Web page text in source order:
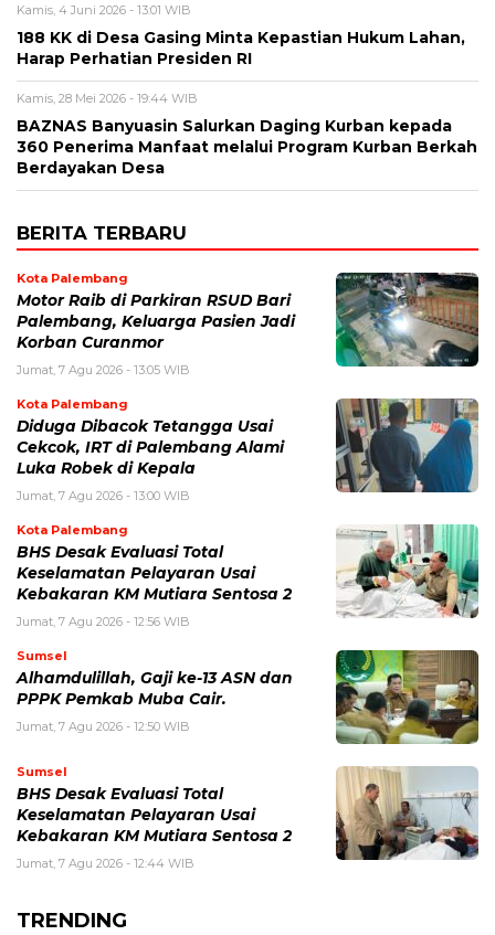
Kamis, 4 Juni 2026 - 13:01 WIB
188 KK di Desa Gasing Minta Kepastian Hukum Lahan,
Harap Perhatian Presiden RI
Kamis, 28 Mei 2026 - 19:44 WIB
BAZNAS Banyuasin Salurkan Daging Kurban kepada
360 Penerima Manfaat melalui Program Kurban Berkah
Berdayakan Desa
BERITA TERBARU
Kota Palembang
Motor Raib di Parkiran RSUD Bari
Palembang, Keluarga Pasien Jadi
Korban Curanmor
Jumat, 7 Agu 2026 - 13:05 WIB
Kota Palembang
Diduga Dibacok Tetangga Usai
Cekcok, IRT di Palembang Alami
Luka Robek di Kepala
Jumat, 7 Agu 2026 - 13:00 WIB
Kota Palembang
BHS Desak Evaluasi Total
Keselamatan Pelayaran Usai
Kebakaran KM Mutiara Sentosa 2
Jumat, 7 Agu 2026 - 12:56 WIB
Sumsel
Alhamdulillah, Gaji ke-13 ASN dan
PPPK Pemkab Muba Cair.
Jumat, 7 Agu 2026 - 12:50 WIB
Sumsel
BHS Desak Evaluasi Total
Keselamatan Pelayaran Usai
Kebakaran KM Mutiara Sentosa 2
Jumat, 7 Agu 2026 - 12:44 WIB
TRENDING